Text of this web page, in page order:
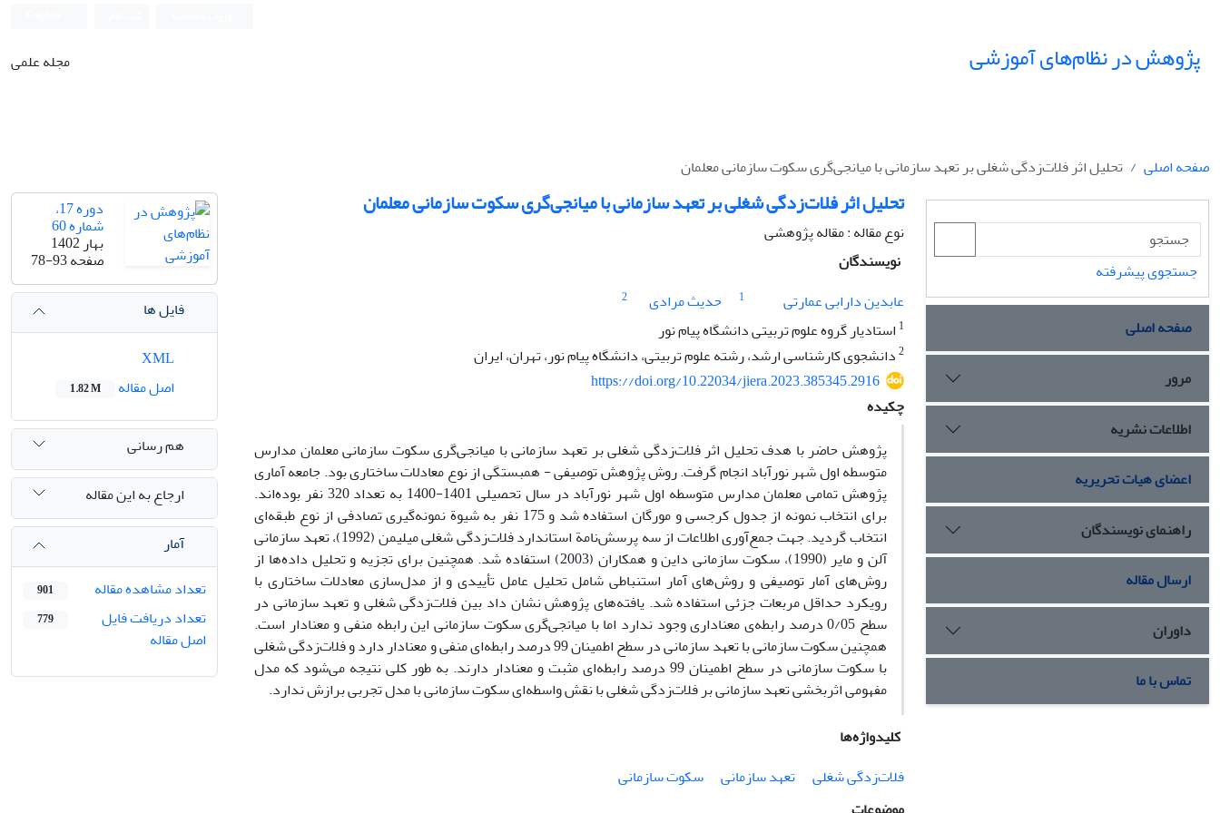
پژوهش در نظام‌های آموزشی مجله علمی
صفحه اصلی تحلیل اثر فلات‌زدگی شغلی بر تعهد سازمانی با میانجی‌گری سکوت سازمانی معلمان
تحلیل اثر فلات‌زدگی شغلی بر تعهد سازمانی با میانجی‌گری سکوت سازمانی معلمان
نوع مقاله : مقاله پژوهشی
نویسندگان
عابدین دارابی عمارتی
1 حدیث مرادی
2
1 استادیار گروه علوم تربیتی دانشگاه پیام نور
2دانشجوی کارشناسی ارشد، رشته علوم تربیتی، دانشگاه پیام نور، تهران، ایران
https://doi.org/10.22034/jiera.2023.385345.2916
چکیده
پژوهش حاضر با هدف تحلیل اثر فلات‌زدگی شغلی بر تعهد سازمانی با میانجی‌گری سکوت سازمانی معلمان مدارس
متوسطه اول شهر نورآباد انجام گرفت. روش پژوهش توصیفی - همبستگی از نوع معادلات ساختاری بود. جامعه‌ آماری
پژوهش تمامی معلمان مدارس متوسطه اول شهر نورآباد در سال تحصیلی 1401-1400 به تعداد 320 نفر بوده‌اند.
برای انتخاب نمونه از جدول کرجسی و مورگان استفاده شد و 175 نفر به شیوة نمونه‌گیری تصادفی از نوع طبقه‌ای
انتخاب گردید. جهت جمع‌آوری اطلاعات از سه پرسش‌نامة استاندارد فلات‌زدگی شغلی میلیمن (1992)، تعهد سازمانی
آلن و مایر (1990)، سکوت سازمانی داین و همکاران (2003) استفاده شد. همچنین برای تجزیه و تحلیل داده‌ها از
روش‌های آمار توصیفی و روش‌های آمار استنباطی شامل تحلیل عامل تأییدی و از مدل‌سازی معادلات ساختاری با
رویکرد حداقل مربعات جزئی استفاده شد. یافته‌های پژوهش نشان داد بین فلات‌زدگی شغلی و تعهد سازمانی در
سطح 0/05 درصد رابطه‌ی معناداری وجود ندارد اما با میانجی‌گری سکوت سازمانی این رابطه منفی و معنا‌دار است.
همچنین سکوت سازمانی با تعهد سازمانی در سطح اطمینان 99 درصد رابطه‌ای منفی و معنادار دارد و فلات‌زدگی شغلی
با سکوت سازمانی در سطح اطمینان 99 درصد رابطه‌ای مثبت و معنادار دارند. به طور کلی نتیجه می‌شود که مدل
مفهومی اثربخشی تعهد سازمانی بر فلات‌زدگی شغلی با نقش واسطه‌ای سکوت سازمانی با مدل تجربی برازش ندارد.
کلیدواژه‌ها
فلات‌زدگی شغلی
تعهد سازمانی
سکوت سازمانی
دوره 17،
شماره 60
بهار 1402
صفحه78-93
فایل ها
اصل مقاله
1.82 M
هم رسانی
ارجاع به این مقاله
آمار
تعداد مشاهده مقاله
901
تعداد دریافت فایل
اصل مقاله
779
جستجوی پیشرفته
صفحه اصلی
مرور
اطلاعات نشریه
اعضای هیات تحریریه
راهنمای نویسندگان
ارسال مقاله
داوران
تماس با ما